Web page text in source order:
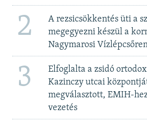
2
A rezsicsökkentés üti a
megegyezni készül a
Nagymarosi
3
Elfoglalta a zsidó
Kazinczy utcai
megválasztott, EMIH-
vezetés